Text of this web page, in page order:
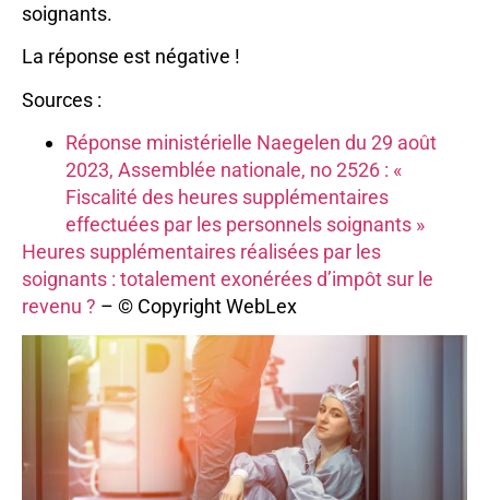
soignants.
La réponse est négative !
Sources :
Réponse ministérielle Naegelen du 29 août
2023, Assemblée nationale, no 2526 : «
Fiscalité des heures supplémentaires
effectuées par les personnels soignants »
Heures supplémentaires réalisées par les
soignants : totalement exonérées d’impôt sur le
revenu ? – © Copyright WebLex